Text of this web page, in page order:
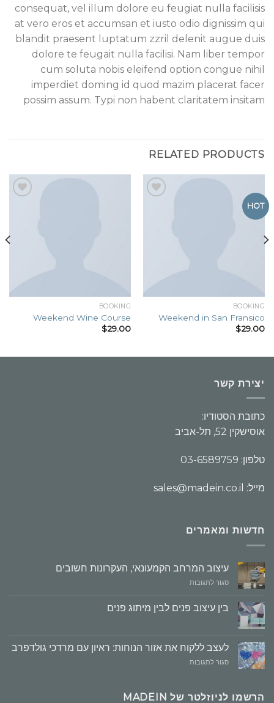
consequat, vel illum dolore eu feugiat nulla facilisis
at vero eros et accumsan et iusto odio dignissim qui
blandit praesent luptatum zzril delenit augue duis
dolore te feugait nulla facilisi. Nam liber tempor
cum soluta nobis eleifend option congue nihil
imperdiet doming id quod mazim placerat facer
possim assum. Typi non habent claritatem insitam
RELATED PRODUCTS
HOT
BOOKING
Weekend in San Fransico
$29.00
BOOKING
Weekend Wine Course
$29.00
יצירת קשר
כתובת הסטודיו:
אוסישקין 52, תל-אביב
טלפון: 03-6589759
מייל: sales@madein.co.il
חדשות ומאמרים
עיצוב המרחב הקמעונאי, העקרונות חשובים
סגור לתגובותעל
הקמעונאי,
בין עיצוב פנים לבין מיתוג פנים
לעצב ללקוח את אזור הנוחות: ראיון עם מרדכי גולדפרב
סגור לתגובותעל
את
הרשמו לניוזלטר של MADEIN